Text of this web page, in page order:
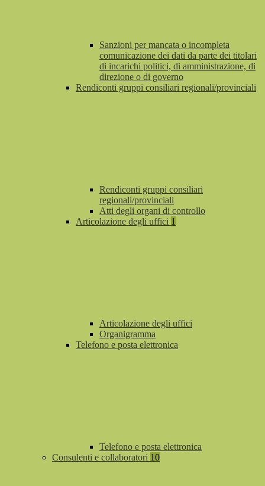
Sanzioni per mancata o incompleta
comunicazione dei dati da parte dei titolari
di incarichi politici, di amministrazione, di
direzione o di governo
Rendiconti gruppi consiliari regionali/provinciali
Rendiconti gruppi consiliari
regionali/provinciali
Atti degli organi di controllo
Articolazione degli uffici 1
Articolazione degli uffici
Organigramma
Telefono e posta elettronica
Telefono e posta elettronica
Consulenti e collaboratori 10